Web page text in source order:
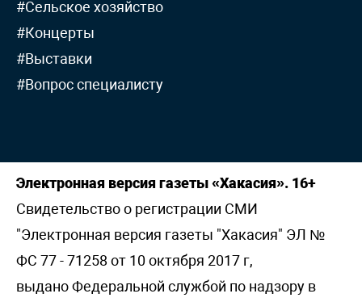
#Сельское хозяйство
#Концерты
#Выставки
#Вопрос специалисту
Электронная версия газеты «Хакасия». 16+
Свидетельство о регистрации СМИ
"Электронная версия газеты "Хакасия" ЭЛ №
ФС 77 - 71258 от 10 октября 2017 г,
выдано Федеральной службой по надзору в